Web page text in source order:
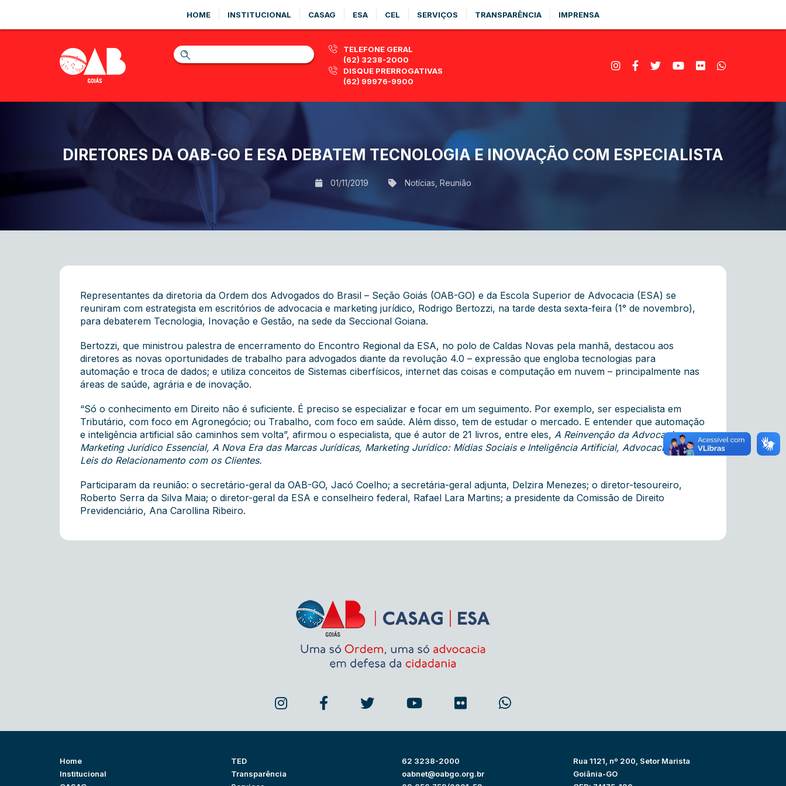
HOME INSTITUCIONAL CASAG ESA CEL SERVIÇOS TRANSPARÊNCIA IMPRENSA
TELEFONE GERAL
(62) 3238-2000
DISQUE PRERROGATIVAS
(62) 99976-9900
DIRETORES DA OAB-GO E ESA DEBATEM TECNOLOGIA E INOVAÇÃO COM ESPECIALISTA
01/11/2019 Notícias Reunião
Representantes da diretoria da Ordem dos Advogados do Brasil – Seção Goiás (OAB-GO) e da Escola Superior de Advocacia (ESA) se
reuniram com estrategista em escritórios de advocacia e marketing jurídico, Rodrigo Bertozzi, na tarde desta sexta-feira (1° de novembro),
para debaterem Tecnologia, Inovação e Gestão, na sede da Seccional Goiana.
Bertozzi, que ministrou palestra de encerramento do Encontro Regional da ESA, no polo de Caldas Novas pela manhã, destacou aos
diretores as novas oportunidades de trabalho para advogados diante da revolução 4.0 – expressão que engloba tecnologias para
automação e troca de dados; e utiliza conceitos de Sistemas ciberfísicos, internet das coisas e computação em nuvem – principalmente nas
áreas de saúde, agrária e de inovação.
“Só o conhecimento em Direito não é suficiente. É preciso se especializar e focar em um seguimento. Por exemplo, ser especialista em
Tributário, com foco em Agronegócio; ou Trabalho, com foco em saúde. Além disso, tem de estudar o mercado. E entender que automação
e inteligência artificial são caminhos sem volta”, afirmou o especialista, que é autor de 21 livros, entre eles, A Reinvenção da Advocacia,
Marketing Jurídico Essencial, A Nova Era das Marcas Jurídicas, Marketing Jurídico: Mídias Sociais e Inteligência Artificial, Advocacia e as
Leis do Relacionamento com os Clientes.
Participaram da reunião: o secretário-geral da OAB-GO, Jacó Coelho; a secretária-geral adjunta, Delzira Menezes; o diretor-tesoureiro,
Roberto Serra da Silva Maia; o diretor-geral da ESA e conselheiro federal, Rafael Lara Martins; a presidente da Comissão de Direito
Previdenciário, Ana Carollina Ribeiro.
Home
Institucional
TED
Transparência
62 3238-2000
oabnet@oabgo.org.br
Rua 1121, nº 200, Setor Marista
Goiânia-GO